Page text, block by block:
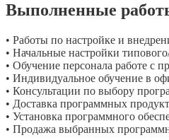
Выполненные
• Работы по настройке и
• Начальные настройки
• Обучение персонала работе с
• Индивидуальное обучение в
• Консультации по выбору
• Доставка программных
• Установка программного
• Продажа выбранных